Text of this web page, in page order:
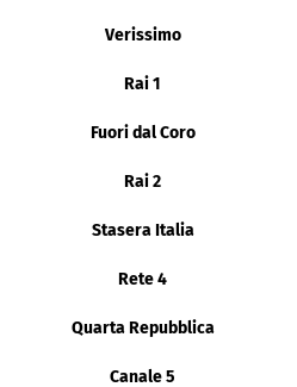
Verissimo
Rai 1
Fuori dal Coro
Rai 2
Stasera Italia
Rete 4
Quarta Repubblica
Canale 5